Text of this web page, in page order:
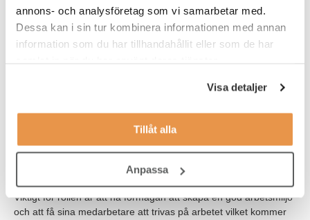
annons- och analysföretag som vi samarbetar med.
Dessa kan i sin tur kombinera informationen med annan
information som du har tillhandahållit eller som de har
Visa detaljer
Tillåt alla
Anpassa
service
stationens omsättning och resultat.
inte rädd för "att kavla upp armarna" och hjälpa till där det
Viktigt för rollen är att ha förmågan att skapa en god arbetsmiljö
och att få sina medarbetare att trivas på arbetet vilket kommer